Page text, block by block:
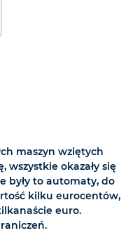
maszyn wziętych
okazały się
były to automaty, do
kilku eurocentów,
euro.